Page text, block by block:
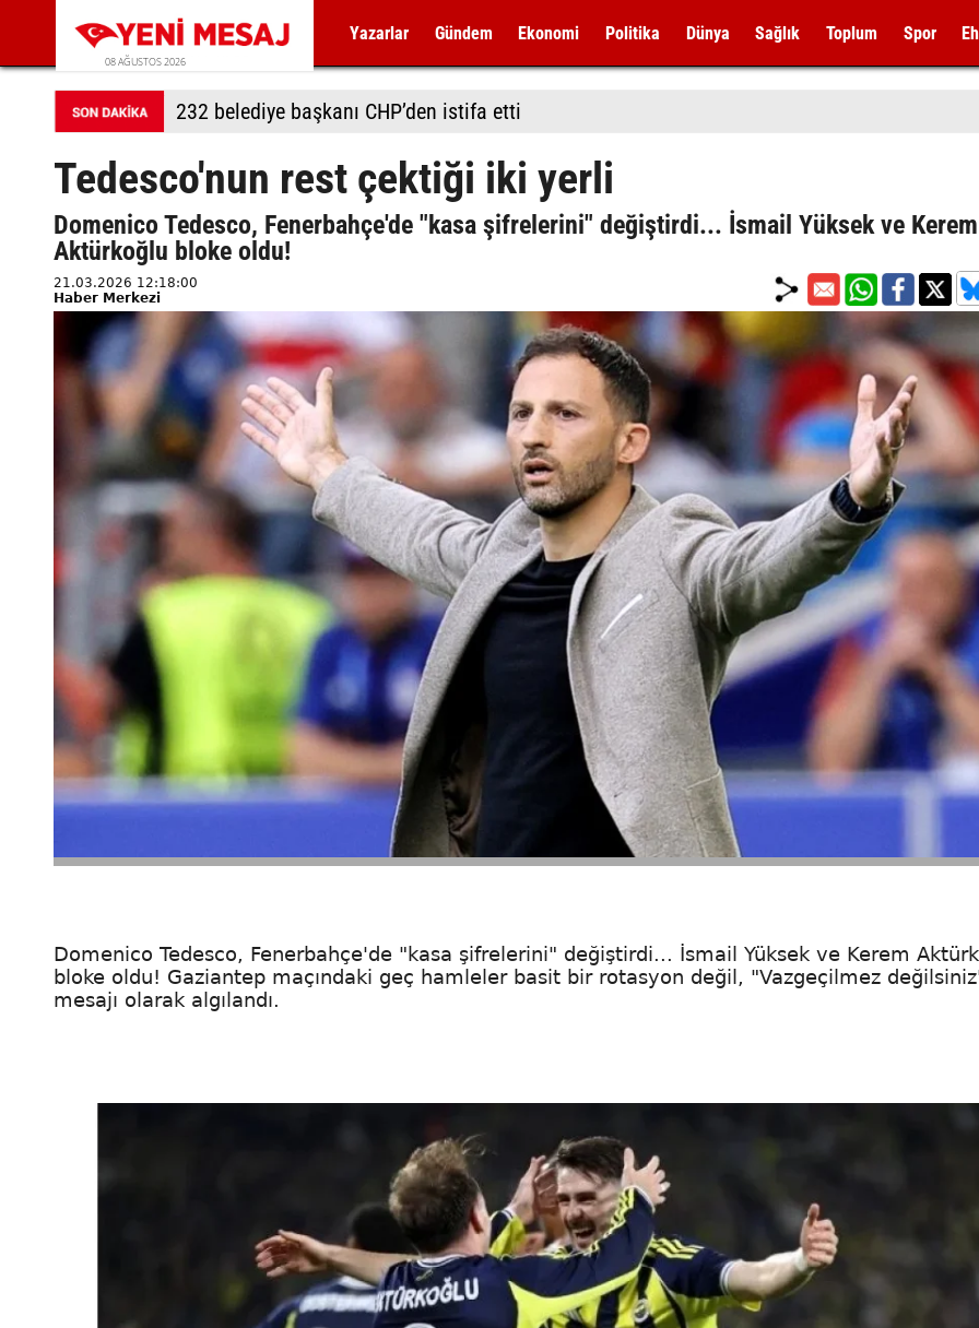
08 AĞUSTOS 2026
Yazarlar Gündem Ekonomi Politika Dünya Sağlık Toplum Spor
Adalet Komisyonu önünde gerginlik
Tedesco'nun rest çektiği iki yerli
Domenico Tedesco, Fenerbahçe'de "kasa şifrelerini" değiştirdi... İsmail Yüksek ve Kerem
Aktürkoğlu bloke oldu!
21.03.2026 12:18:00
Haber Merkezi
Domenico Tedesco, Fenerbahçe'de "kasa şifrelerini" değiştirdi... İsmail Yüksek ve Kerem
bloke oldu! Gaziantep maçındaki geç hamleler basit bir rotasyon değil, "Vazgeçilmez
mesajı olarak algılandı.